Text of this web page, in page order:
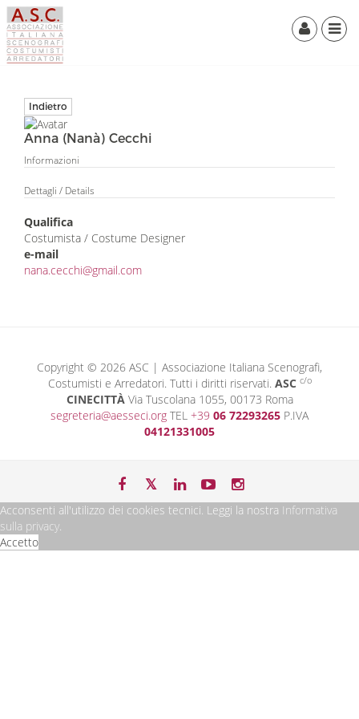
Indietro
Anna (Nanà) Cecchi
Informazioni
Dettagli / Details
Qualifica
Costumista / Costume Designer
e-mail
nana.cecchi@gmail.com
Copyright © 2026 ASC | Associazione Italiana Scenografi,
Costumisti e Arredatori. Tutti i diritti riservati. ASC c/o
CINECITTÀVia Tuscolana 1055, 00173 Roma
segreteria@aesseci.org TEL +39 06 72293265 P.IVA
04121331005
Acconsenti all'utilizzo dei cookies tecnici. Leggi la nostra Informativa
sulla privacy.
Accetto